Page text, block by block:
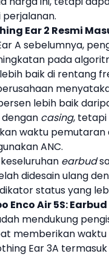
Ear 2 Resmi
A sebelumnya,
pada
baik di rentang
lebih baik
casing, tetapi
waktu pemutaran
ANC.
earbud
didesain ulang
status yang
Enco Air 5S:
mendukung
memberikan
Ear 3A termasuk